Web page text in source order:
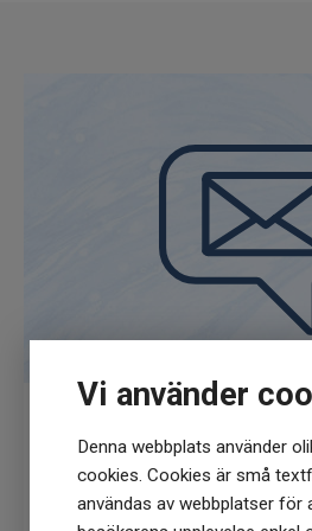
Vi använder
Denna webbplats använder
cookies. Cookies är små
användas av webbplatser för
Få10% rabattnär du
nyhetsbrev
(Du får en kod till din mejl som